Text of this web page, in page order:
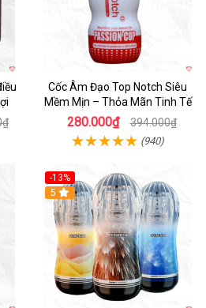
Cốc Âm Đạo Top Notch Siêu
Mềm Mịn – Thỏa Mãn Tinh Tế
280.000₫ 394.000₫
(940)
-13%
Hot
5